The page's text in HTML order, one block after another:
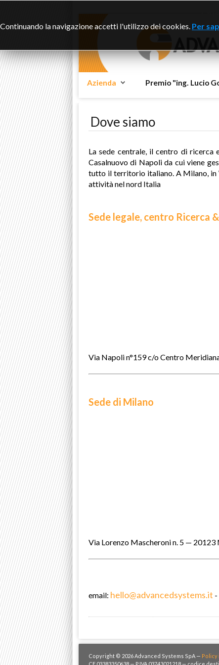
Azienda Premio "ing. Lucio
Dove siamo
La sede centrale, il centro di
Casalnuovo di Napoli da cui viene
tutto il territorio italiano. A Milano, in
attività nel nord Italia
Sede legale, centro Ricerca
Via Napoli n°159 c/o Centro
Sede di Milano
Via Lorenzo Mascheroni n. 5 —
email: hello@advancedsystems.it -
Copyright © 2026 Advanced Systems SpA — Policy
Continuando la navigazione accetti l'utilizzo dei cookies. Per